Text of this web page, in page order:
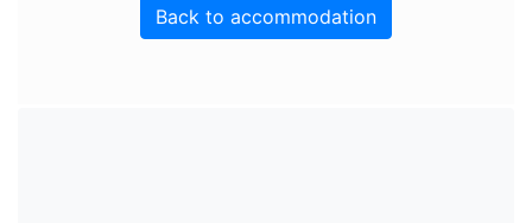
Back to accommodation